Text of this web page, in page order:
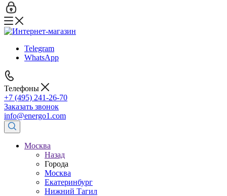
Telegram
WhatsApp
Телефоны
+7 (495) 241-26-70
Заказать звонок
info@energo1.com
Москва
Назад
Города
Москва
Екатеринбург
Нижний Тагил